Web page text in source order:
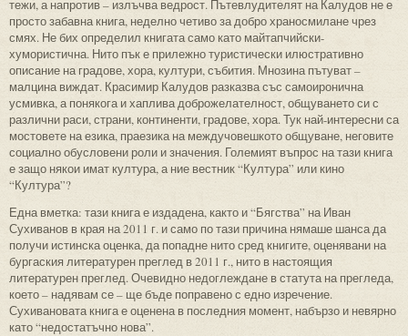
тежи, а напротив – излъчва ведрост. Пътевлудителят на Калудов не е
просто забавна книга, неделно четиво за добро храносмилане чрез
смях. Не бих определил книгата само като майтапчийски-
хумористична. Нито пък е прилежно туристически илюстративно
описание на градове, хора, култури, събития. Мнозина пътуват –
малцина виждат. Красимир Калудов разказва със самоиронична
усмивка, а понякога и хаплива доброжелателност, общуването си с
различни раси, страни, континенти, градове, хора. Тук най-интересни са
мостовете на езика, праезика на междучовешкото общуване, неговите
социално обусловени роли и значения. Големият въпрос на тази книга
е защо някои имат култура, а ние вестник “Култура” или кино
“Култура”?
Една вметка: тази книга е издадена, както и “Бягства” на Иван
Сухиванов в края на 2011 г. и само по тази причина нямаше шанса да
получи истинска оценка, да попадне нито сред книгите, оценявани на
бургаския литературен преглед в 2011 г., нито в настоящия
литературен преглед. Очевидно недоглеждане в статута на прегледа,
което – надявам се – ще бъде поправено с едно изречение.
Сухивановата книга е оценена в последния момент, набързо и невярно
като “недостатъчно нова”.